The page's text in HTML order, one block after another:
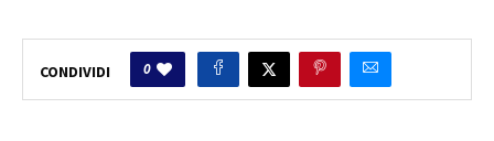
CONDIVIDI 0